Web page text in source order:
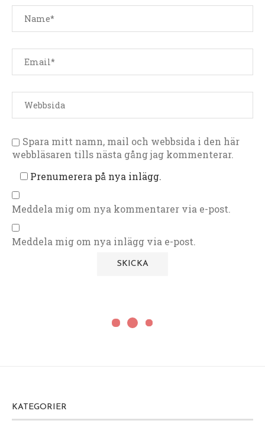
Spara mitt namn, mail och webbsida i den här
webbläsaren tills nästa gång jag kommenterar.
Prenumerera på nya inlägg.
Meddela mig om nya kommentarer via e-post.
Meddela mig om nya inlägg via e-post.
KATEGORIER